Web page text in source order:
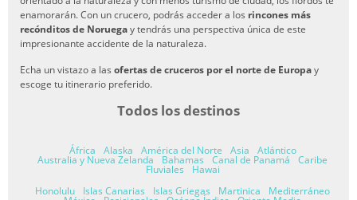
enamorarán. Con un crucero, podrás acceder a los rincones más
recónditos de Noruegay tendrás una perspectiva única de este
impresionante accidente de la naturaleza.
Echa un vistazo a las ofertas de cruceros por el norte de Europay
escoge tu itinerario preferido.
Todos los destinos
África Alaska América del Norte Asia Atlántico
Australia y Nueva Zelanda Bahamas Canal de Panamá Caribe
Fluviales
Hawai
Honolulu
Islas Canarias Islas Griegas Martinica Mediterráneo